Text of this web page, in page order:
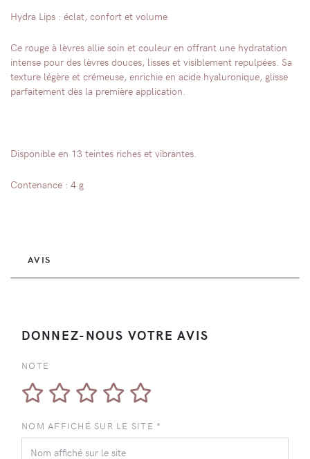
Hydra Lips : éclat, confort et volume
Ce rouge à lèvres allie soin et couleur en offrant une hydratation
intense pour des lèvres douces, lisses et visiblement repulpées. Sa
texture légère et crémeuse, enrichie en acide hyaluronique, glisse
parfaitement dès la première application.
Disponible en 13 teintes riches et vibrantes.
Contenance : 4 g
AVIS
DONNEZ-NOUS VOTRE AVIS
NOTE
NOM AFFICHÉ SUR LE SITE *